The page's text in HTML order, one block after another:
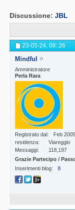
Discussione: JBL
23-05-24, 08: 26
Mindful
Amministratore
Perla Rara
Registrato dal
Feb 2005
residenza
Viareggio
Messaggi
118,197
Grazie Partecipo /
Inserimenti blog
8